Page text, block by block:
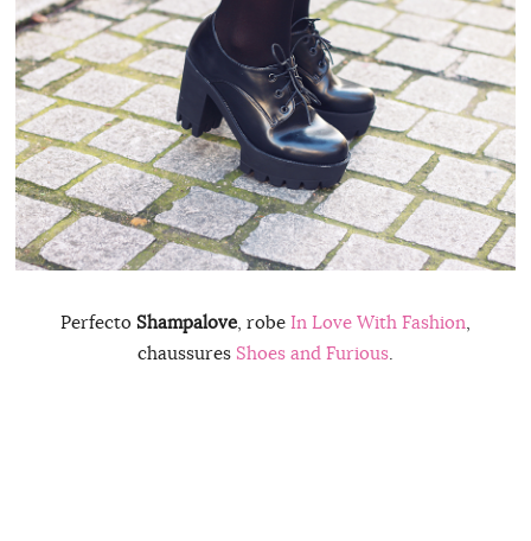
Perfecto Shampalove, robe In Love With Fashion,
chaussures Shoes and Furious.